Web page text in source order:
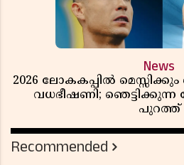
News
2026 ലോകകപ്പിൽ
വധഭീഷണി;
പുറത്ത്
Recommended